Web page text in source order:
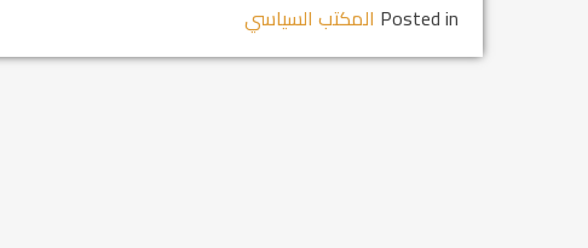
Posted in المكتب السياسي